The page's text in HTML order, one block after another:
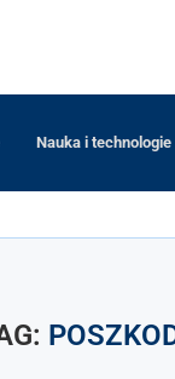
Nauka i technologie